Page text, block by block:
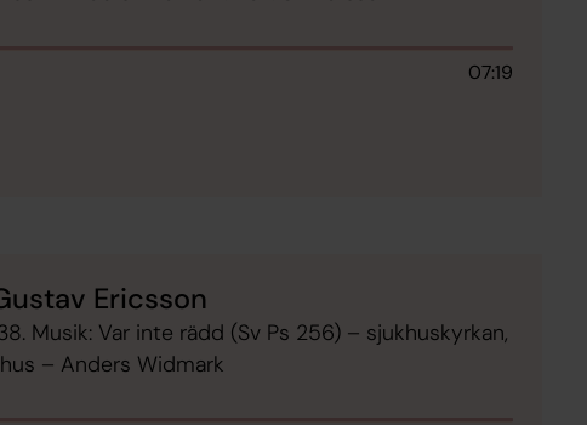
07:19
Ericsson
Musik: Var inte rädd (Sv Ps 256) – sjukhuskyrkan,
– Anders Widmark